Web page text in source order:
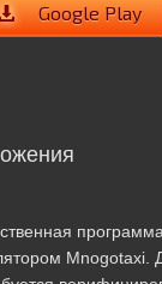
Google Play
Mnogotaxi.